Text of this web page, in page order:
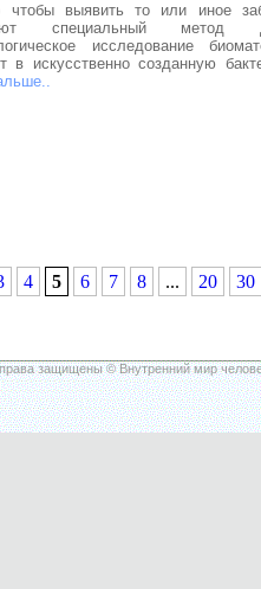
чтобы выявить то или иное
специальный метод
исследование
в искусственно созданную
4 5 6 7 8 ... 20
30
защищены © Внутренний мир